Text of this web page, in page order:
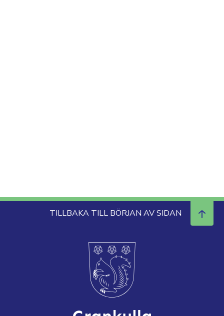
TILLBAKA TILL BÖRJAN AV SIDAN